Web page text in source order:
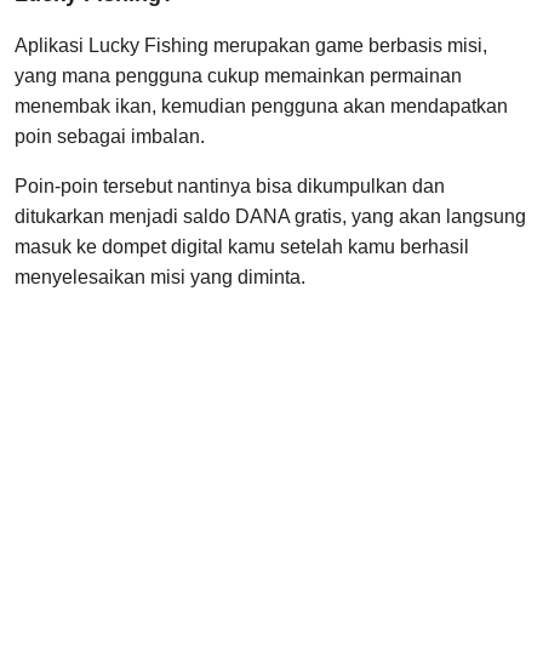
Aplikasi Lucky Fishing merupakan game berbasis misi,
yang mana pengguna cukup memainkan permainan
menembak ikan, kemudian pengguna akan mendapatkan
poin sebagai imbalan.
Poin-poin tersebut nantinya bisa dikumpulkan dan
ditukarkan menjadi saldo DANA gratis, yang akan langsung
masuk ke dompet digital kamu setelah kamu berhasil
menyelesaikan misi yang diminta.